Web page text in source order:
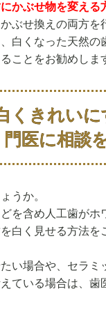
かぶせ物を変える
ぶせ換えの両方を
白くなった天然
ことをお勧めしま
くきれい
門医に相談
うか。
を含め人工歯がホ
白く見せる方法を
い場合や、セラミ
ている場合は、歯